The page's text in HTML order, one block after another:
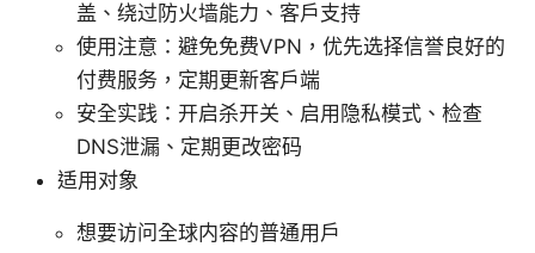
盖、绕过防火墙能力、客户支持
使用注意：避免免费VPN，优先选择信誉良好的
付费服务，定期更新客户端
安全实践：开启杀开关、启用隐私模式、检查
DNS泄漏、定期更改密码
适用对象
想要访问全球内容的普通用户